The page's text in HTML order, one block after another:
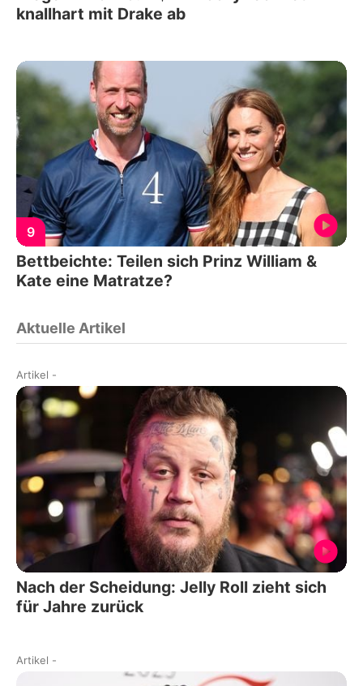
knallhart mit Drake ab
9
Bettbeichte: Teilen sich Prinz William &
Kate eine Matratze?
Aktuelle Artikel
Artikel -
Nach der Scheidung: Jelly Roll zieht sich
für Jahre zurück
Artikel -